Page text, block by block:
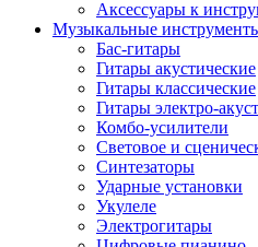
Аксессуары к
Музыкальные
Бас-гитары
Гитары акустические
Гитары классические
Гитары электро-
Комбо-усилители
Световое и
Синтезаторы
Ударные установки
Укулеле
Электрогитары